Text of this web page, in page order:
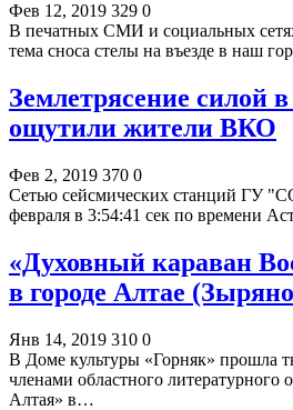
Фев 12, 2019 329 0
В печатных СМИ и социальных
тема сноса стелы на въезде в наш
Землетрясение силой
ощутили жители ВКО
Фев 2, 2019 370 0
Сетью сейсмических станций
февраля в 3:54:41 сек по времени
«Духовный караван
в городе Алтае
Янв 14, 2019 310 0
В Доме культуры «Горняк» прошла
членами областного литературного
Алтая» в…